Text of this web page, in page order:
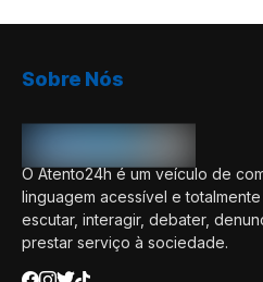
Sobre Nós
O Atento24h é um veículo de
linguagem acessível e
escutar, interagir, debater,
prestar serviço à sociedade.